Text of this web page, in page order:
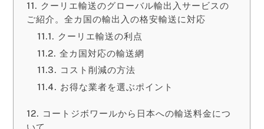
クーリエ輸送のグローバル輸出入サービスの
ご紹介。全カ国の輸出入の格安輸送に対応
クーリエ輸送の利点
全カ国対応の輸送網
コスト削減の方法
お得な業者を選ぶポイント
コートジボワールから日本への輸送料金につ
いて